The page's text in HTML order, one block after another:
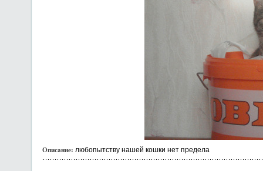
Описание: любопытству нашей кошки нет предела